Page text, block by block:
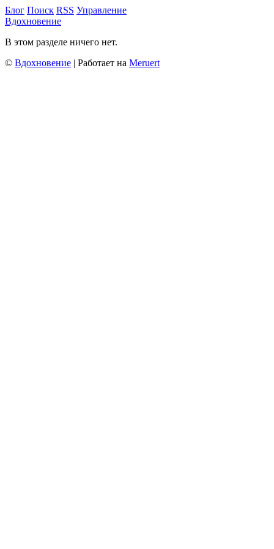
Блог Поиск RSS Управление
Вдохновение
В этом разделе ничего нет.
© Вдохновение | Работает на Meruert